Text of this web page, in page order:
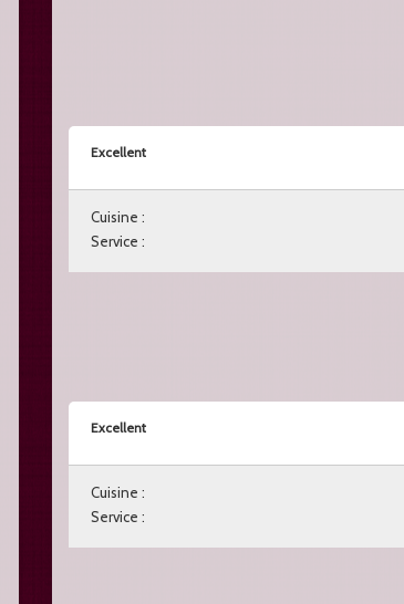
Excellent
Cuisine :
Service :
Excellent
Cuisine :
Service :